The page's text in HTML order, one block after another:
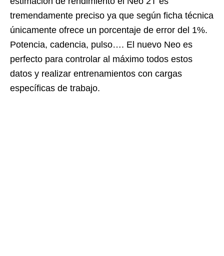
tremendamente preciso ya que según ficha técnica
únicamente ofrece un porcentaje de error del 1%.
Potencia, cadencia, pulso…. El nuevo Neo es
perfecto para controlar al máximo todos estos
datos y realizar entrenamientos con cargas
específicas de trabajo.